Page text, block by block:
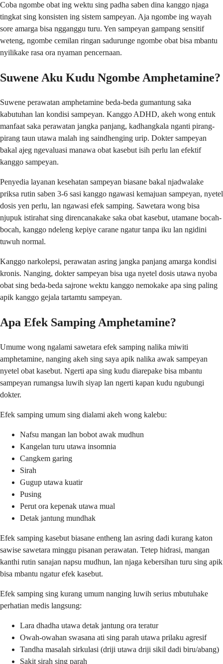
Coba ngombe obat ing wektu sing padha saben dina kanggo njaga
tingkat sing konsisten ing sistem sampeyan. Aja ngombe ing wayah
sore amarga bisa ngganggu turu. Yen sampeyan gampang sensitif
weteng, ngombe cemilan ringan sadurunge ngombe obat bisa mbantu
nyilikake rasa ora nyaman pencernaan.
Suwene Aku Kudu Ngombe Amphetamine?
Suwene perawatan amphetamine beda-beda gumantung saka
kabutuhan lan kondisi sampeyan. Kanggo ADHD, akeh wong entuk
manfaat saka perawatan jangka panjang, kadhangkala nganti pirang-
pirang taun utawa malah ing saindhenging urip. Dokter sampeyan
bakal ajeg ngevaluasi manawa obat kasebut isih perlu lan efektif
kanggo sampeyan.
Penyedia layanan kesehatan sampeyan biasane bakal njadwalake
priksa rutin saben 3-6 sasi kanggo ngawasi kemajuan sampeyan, nyetel
dosis yen perlu, lan ngawasi efek samping. Sawetara wong bisa
njupuk istirahat sing direncanakake saka obat kasebut, utamane bocah-
bocah, kanggo ndeleng kepiye carane ngatur tanpa iku lan ngidini
tuwuh normal.
Kanggo narkolepsi, perawatan asring jangka panjang amarga kondisi
kronis. Nanging, dokter sampeyan bisa uga nyetel dosis utawa nyoba
obat sing beda-beda sajrone wektu kanggo nemokake apa sing paling
apik kanggo gejala tartamtu sampeyan.
Apa Efek Samping Amphetamine?
Umume wong ngalami sawetara efek samping nalika miwiti
amphetamine, nanging akeh sing saya apik nalika awak sampeyan
nyetel obat kasebut. Ngerti apa sing kudu diarepake bisa mbantu
sampeyan rumangsa luwih siyap lan ngerti kapan kudu ngubungi
dokter.
Efek samping umum sing dialami akeh wong kalebu:
Nafsu mangan lan bobot awak mudhun
Kangelan turu utawa insomnia
Cangkem garing
Sirah
Gugup utawa kuatir
Pusing
Perut ora kepenak utawa mual
Detak jantung mundhak
Efek samping kasebut biasane entheng lan asring dadi kurang katon
sawise sawetara minggu pisanan perawatan. Tetep hidrasi, mangan
kanthi rutin sanajan napsu mudhun, lan njaga kebersihan turu sing apik
bisa mbantu ngatur efek kasebut.
Efek samping sing kurang umum nanging luwih serius mbutuhake
perhatian medis langsung:
Lara dhadha utawa detak jantung ora teratur
Owah-owahan swasana ati sing parah utawa prilaku agresif
Tandha masalah sirkulasi (driji utawa driji sikil dadi biru/abang)
Sakit sirah sing parah